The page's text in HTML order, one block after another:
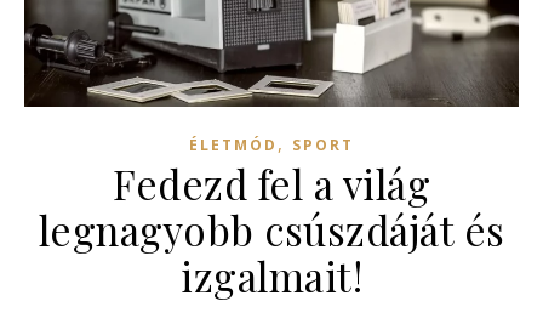
ÉLETMÓD , SPORT
Fedezd fel a világ
legnagyobb csúszdáját és
izgalmait!